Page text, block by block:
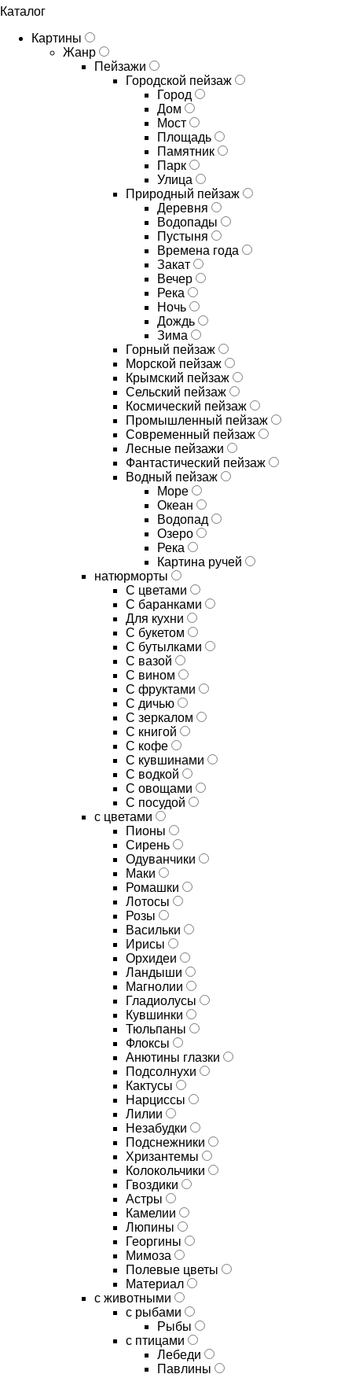
Каталог
Картины
Жанр
Пейзажи
Городской пейзаж
Город
Дом
Мост
Площадь
Памятник
Парк
Улица
Природный пейзаж
Деревня
Водопады
Пустыня
Времена года
Закат
Вечер
Река
Ночь
Дождь
Зима
Горный пейзаж
Морской пейзаж
Крымский пейзаж
Сельский пейзаж
Космический пейзаж
Промышленный пейзаж
Современный пейзаж
Лесные пейзажи
Фантастический пейзаж
Водный пейзаж
Море
Океан
Водопад
Озеро
Река
Картина ручей
натюрморты
С цветами
С баранками
Для кухни
C букетом
C бутылками
C вазой
C вином
C фруктами
C дичью
C зеркалом
C книгой
C кофе
C кувшинами
C водкой
C овощами
C посудой
с цветами
Пионы
Сирень
Одуванчики
Маки
Ромашки
Лотосы
Розы
Васильки
Ирисы
Орхидеи
Ландыши
Магнолии
Гладиолусы
Кувшинки
Тюльпаны
Флоксы
Анютины глазки
Подсолнухи
Кактусы
Нарциссы
Лилии
Незабудки
Подснежники
Хризантемы
Колокольчики
Гвоздики
Астры
Камелии
Люпины
Георгины
Мимоза
Полевые цветы
Материал
с животными
с рыбами
Рыбы
с птицами
Лебеди
Павлины